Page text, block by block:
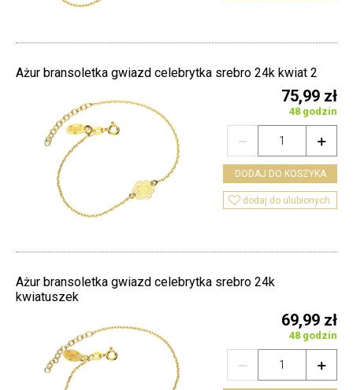
Ażur bransoletka gwiazd celebrytka srebro 24k kwiat 2
75,99 zł
48 godzin


DODAJ DO KOSZYKA
 dodaj do ulubionych
Ażur bransoletka gwiazd celebrytka srebro 24k
kwiatuszek
69,99 zł
48 godzin

